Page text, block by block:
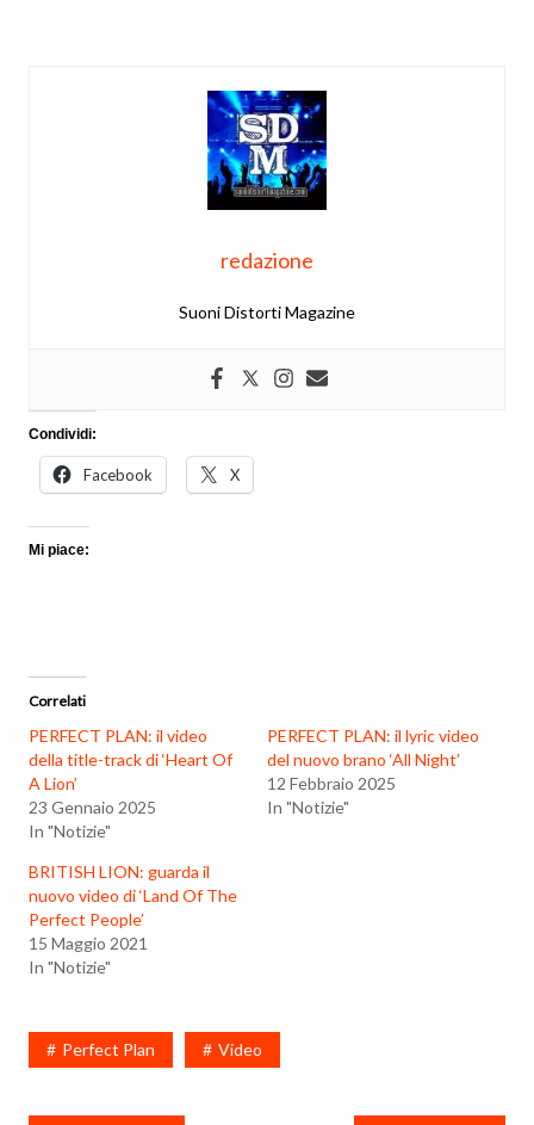
redazione
Suoni Distorti Magazine
Condividi:
Facebook X
Mi piace:
Correlati
PERFECT PLAN: il video
della title-track di ‘Heart Of
A Lion’
23 Gennaio 2025
In "Notizie"
PERFECT PLAN: il lyric video
del nuovo brano ‘All Night’
12 Febbraio 2025
In "Notizie"
BRITISH LION: guarda il
nuovo video di ‘Land Of The
Perfect People’
15 Maggio 2021
In "Notizie"
Perfect Plan Video